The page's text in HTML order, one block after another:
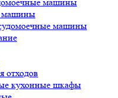
машины
машины
отходов
кухонные шкафы